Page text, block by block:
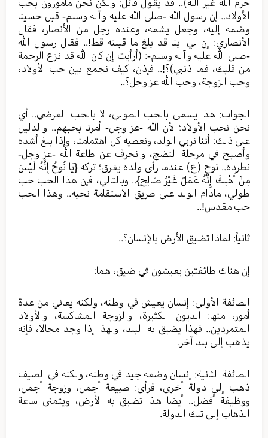
الأولاد.. إن رسول الله -صلى الله عليه وآله وسلم- قبل حسينا
وضمه إليه، وجعل يشمه، وعنده رجل من الأنصار، فقال
الأنصاري: إن لي ابنا قد بلغ ما قبلته قط!.. فقال رسول الله
-صلى الله عليه وآله وسلم-: (أرأيت إن كان الله قد نزع الرحمة
من قلبك، فما ذنبي)؟!.. فإذن، كيف نجمع بين حب الأولاد،
وحب الزوجة، وحب الله عز وجل؟..
الجواب: هذا يسمى بالحب الطولي، لا بالحب العرضي.. أي
نحن نحب الأولاد؛ لأن الله -عز وجل- أمرنا بحبهم.. والدليل
على ذلك: أننا نربي الولد، ونعطيه كل اهتمامنا، وإذا بلغ أشده
وأصبح في مرحلة النضج، وانحرف عن طاعة الله -عز وجل-
نطرده.. نوح (ع) عندما رأى ولده يغرق؛ تركه {يَا نُوحُ إِنَّهُ لَيْسَ
مِنْ أَهْلِكَ إِنَّهُ عَمَلٌ غَيْرُ صَالِحٍ}.. وبالتالي، فإن هذا الحب حب
طولي، مادام الولد على طريق الاستقامة نحبه.. وهذا الحب
حب مقدس!..
ثانياً: لماذا تضيق الأرض بالإنسان؟..
إن هناك طائفتين يعيشون في ضيق، هما:
الطائفة الأولى: إنسان يعيش في وطنه، ولكنه يعاني من عدة
أمور، منها: الديون الكثيرة، والزوجة المشاكسة، والأولاد
المتمردين.. فهذا يضيق به البلد، ولهذا إذا وجد مجالا، فإنه
يذهب إلى بلد آخر.
الطائفة الثانية: إنسان وضعه جيد في وطنه، ولكنه في الصيف
ذهب إلى دولة أخرى، فرأى: طبيعة أجمل، وزوجة أجمل،
ووظيفة أفضل.. أيضا هذا تضيق به الأرض، ويتمنى ساعة
الذهاب إلى تلك الدولة.